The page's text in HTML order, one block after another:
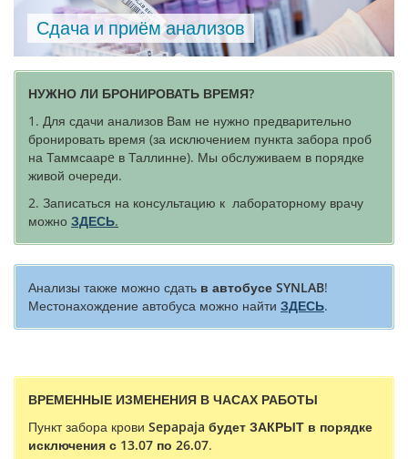
Сдача и приём анализов
НУЖНО ЛИ БРОНИРОВАТЬ ВРЕМЯ?
1. Для сдачи анализов Вам не нужно предварительно
бронировать время (за исключением пункта забора проб
на Таммсаарe в Таллинне). Мы обслуживаем в порядке
живой очереди.
2. Записаться на консультацию к лабораторному врачу
можно ЗДЕСЬ.
Анализы также можно сдать в автобусе SYNLAB!
Местонахождение автобуса можно найти ЗДЕСЬ.
ВРЕМЕННЫЕ ИЗМЕНЕНИЯ В ЧАСАХ РАБОТЫ
Пункт забора крови Sepapaja будет ЗАКРЫТ в порядке
исключения с 13.07 по 26.07.